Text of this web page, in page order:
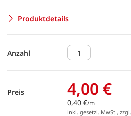
Produktdetails
Anzahl
Preis 4,00 €
0,40 €/m
inkl. gesetzl. MwSt., zzgl.